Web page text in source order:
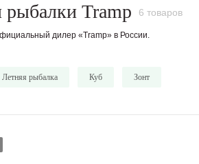
рыбалки Tramp 6 товаров
дилер «Tramp» в России.
Летняя рыбалка Куб Зонт